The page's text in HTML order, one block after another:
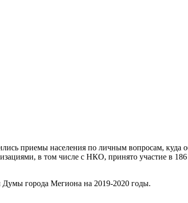
приемы населения по личным вопросам, куда
в том числе с НКО, принято участие в
Думы города Мегиона на 2019-2020 годы.